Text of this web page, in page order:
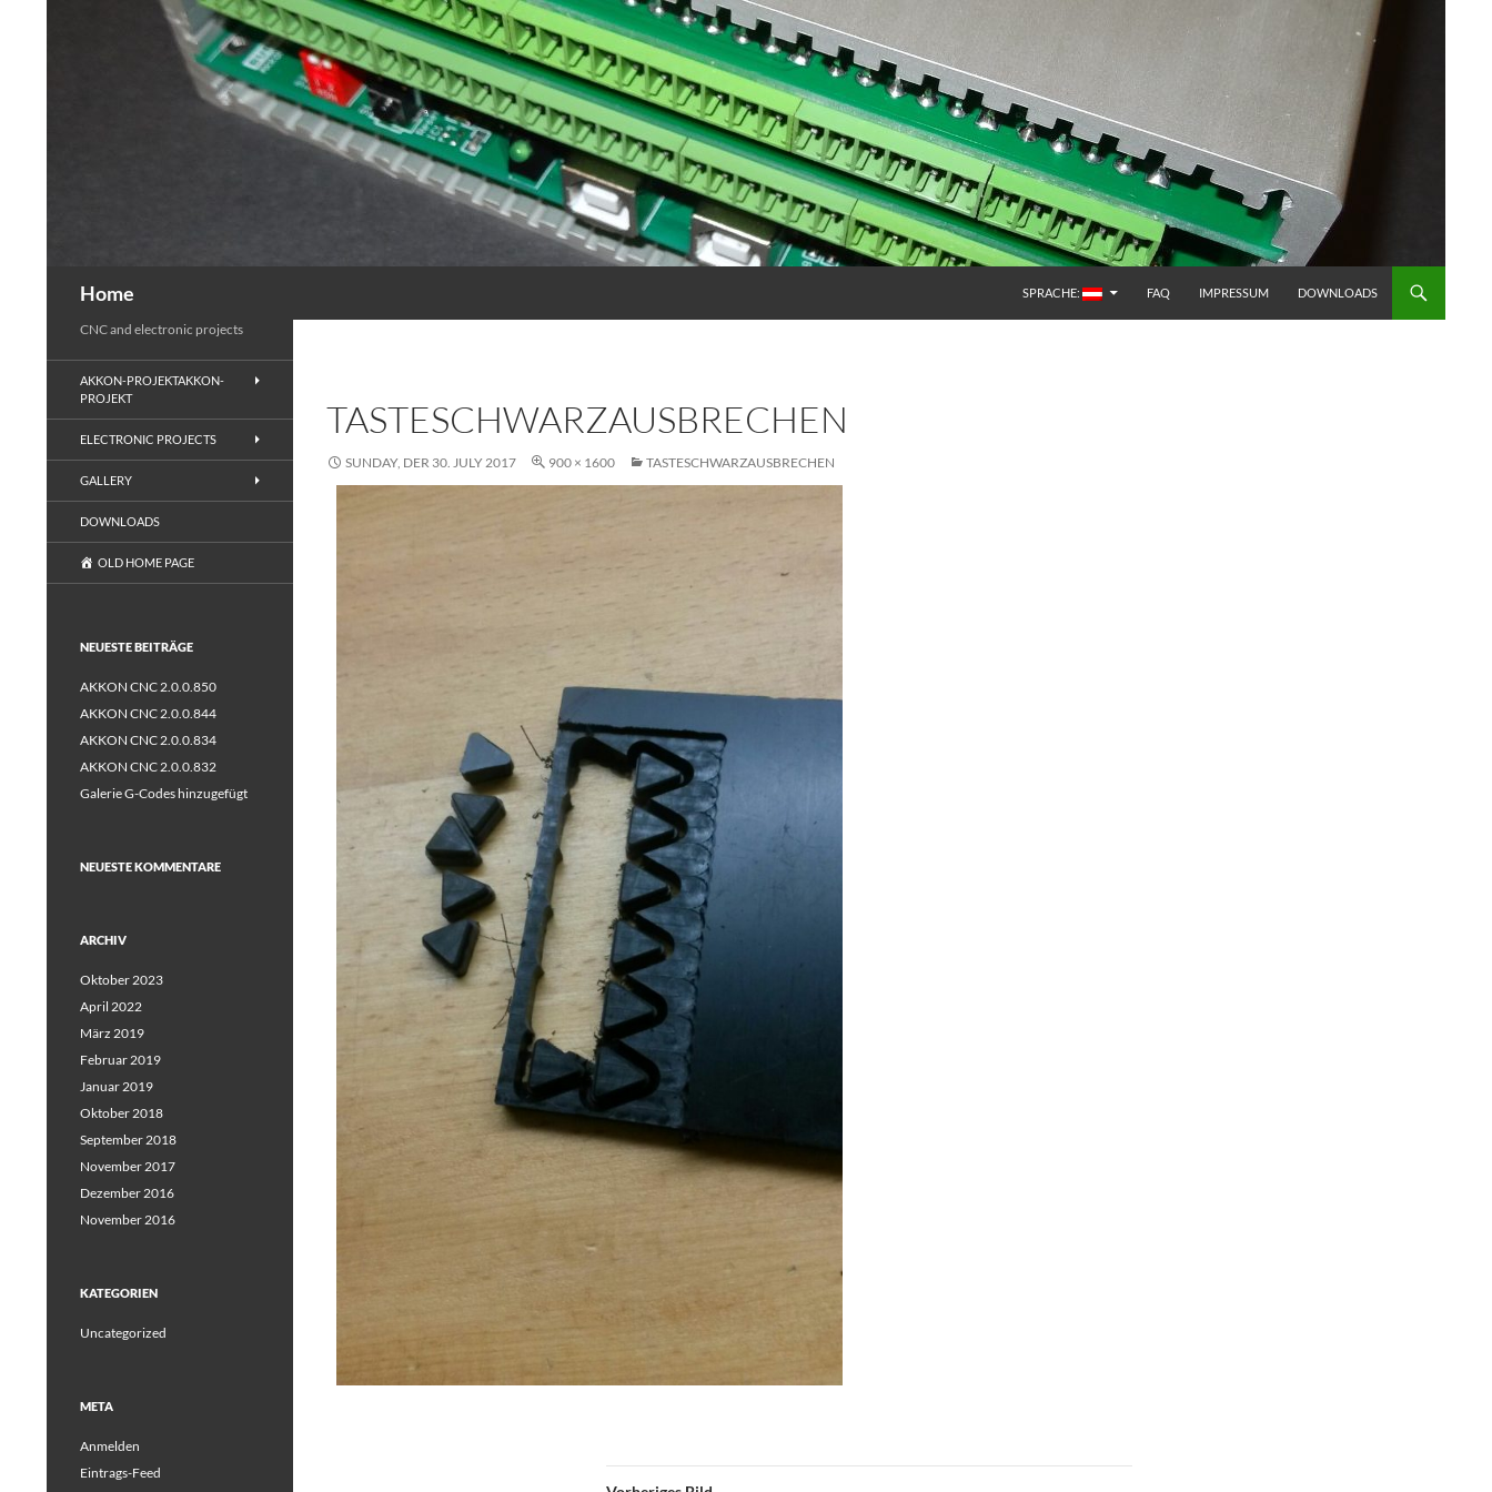
Home SPRACHE: FAQ IMPRESSUM DOWNLOADS
TASTESCHWARZAUSBRECHEN
SUNDAY, DER 30. JULY 2017 900 × 1600 TASTESCHWARZAUSBRECHEN
CNC and electronic projects
AKKON-PROJEKTAKKON-
PROJEKT
ELECTRONIC PROJECTS
GALLERY
DOWNLOADS
OLD HOME PAGE
NEUESTE BEITRÄGE
AKKON CNC 2.0.0.850
AKKON CNC 2.0.0.844
AKKON CNC 2.0.0.834
AKKON CNC 2.0.0.832
Galerie G-Codes hinzugefügt
NEUESTE KOMMENTARE
ARCHIV
Oktober 2023
April 2022
März 2019
Februar 2019
Januar 2019
Oktober 2018
September 2018
November 2017
Dezember 2016
November 2016
KATEGORIEN
Uncategorized
META
Anmelden
Eintrags-Feed